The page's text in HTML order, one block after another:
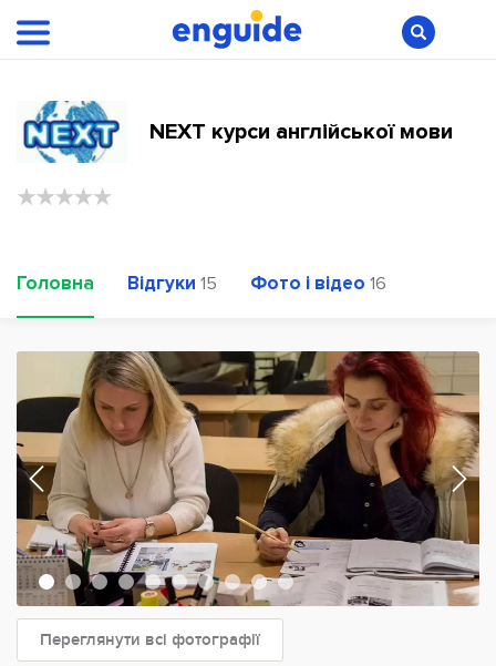
NEXT курси англійської мови
Головна Відгуки 15 Фото і відео 16
Переглянути всі фотографії